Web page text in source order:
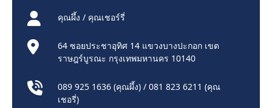
คุณผึ้ง / คุณเชอร์รี่
64 ซอยประชาอุทิศ 14 แขวงบางปะกอก เขต
ราษฎร์บูรณะ กรุงเทพมหานคร 10140
089 925 1636 (คุณผึ้ง) / 081 823 6211 (คุณ
เชอรี่)